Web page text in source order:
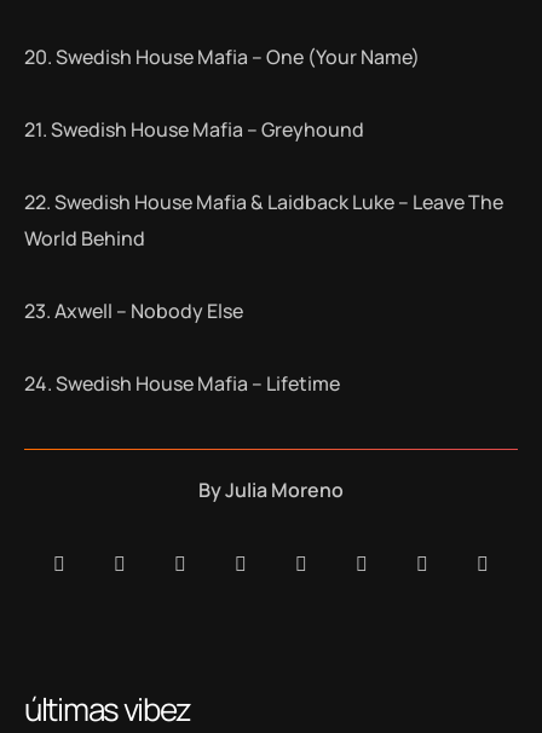
20. Swedish House Mafia – One (Your Name)
21. Swedish House Mafia – Greyhound
22. Swedish House Mafia & Laidback Luke – Leave The
World Behind
23. Axwell – Nobody Else
24. Swedish House Mafia – Lifetime
ByJulia Moreno
últimas vibez